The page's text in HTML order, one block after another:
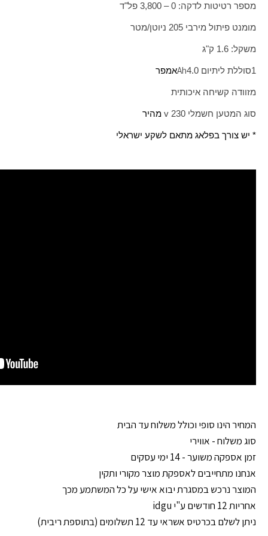
מספר רטיטות לדקה: 0 – 3,800 פל"ד
מומנט פיתול מירבי 205 ניוטן/מטר
משקל: 1.6 ק"ג
1סוללת ליתיום 4.0 Ahאמפר
מזוודה קשיחה איכותית
סוג המטען חשמלי 230 v מהיר
* יש צורך בפלאג מתאם לשקע ישראלי
המחיר הינו סופי וכולל משלוח עד הבית
סוג משלוח - אווירי
זמן אספקה משוער - 14 ימי עסקים
אנחנו מתחייבים לאספקת מוצר מקורי ותקין
המוצר נרכש במסגרת יבוא אישי על כל המשתמע מכך
אחריות 12 חודשים ע"י idgu
ניתן לשלם בכרטיס אשראי עד 12 תשלומים (בתוספת ריבית)